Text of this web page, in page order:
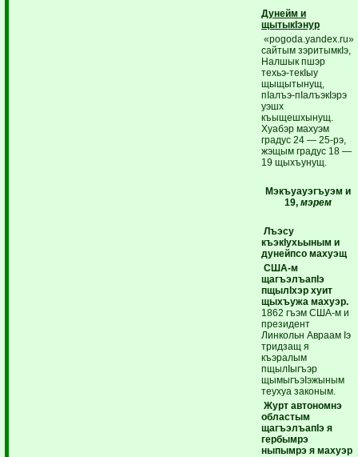
Дунейм и
щытыкIэнур
«pogoda.yandex.ru»
сайтым зэритымкIэ,
Налшык пшэр
техьэ-текIыу
щыщытынущ,
пIалъэ-пIалъэкIэрэ
уэшх
къыщешхынущ.
Хуабэр махуэм
градус 24 — 25-рэ,
жэщым градус 18 —
19 щыхъунущ.
Мэкъуауэгъуэм и
19, мэрем
Лъэсу
къэкIухьыным и
дунейпсо махуэщ
США-м
щагъэлъапIэ
пщылIхэр хуит
щыхъужа махуэр.
1862 гъэм США-м и
президент
Линкольн Авраам Iэ
тридзащ я
къэралым
пщылIыгъэр
щымыгъэIэжыным
теухуа законым.
Журт автономнэ
областым
щагъэлъапIэ я
гербымрэ
ныпымрэ я махуэр